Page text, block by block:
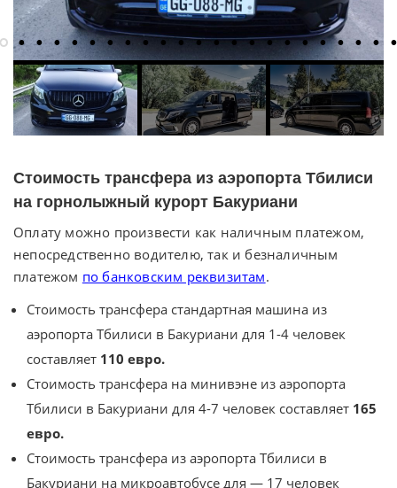
Стоимость трансфера из аэропорта Тбилиси
на горнолыжный курорт Бакуриани
Оплату можно произвести как наличным платежом,
непосредственно водителю, так и безналичным
платежом по банковским реквизитам.
Стоимость трансфера стандартная машина из
аэропорта Тбилиси в Бакуриани для 1-4 человек
составляет 110 евро.
Стоимость трансфера на минивэне из аэропорта
Тбилиси в Бакуриани для 4-7 человек составляет 165
евро.
Стоимость трансфера из аэропорта Тбилиси в
Бакуриани на микроавтобусе для — 17 человек